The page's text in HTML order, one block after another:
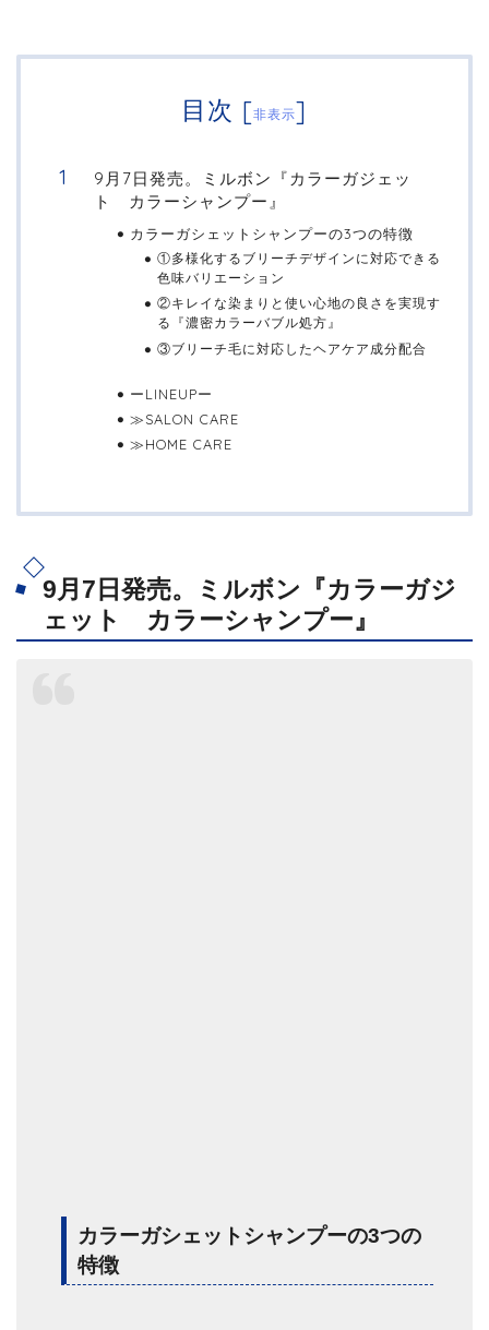
目次 [非表示]
9月7日発売。ミルボン『カラーガジェッ
ト カラーシャンプー』
カラーガシェットシャンプーの3つの特徴
①多様化するブリーチデザインに対応できる
色味バリエーション
②キレイな染まりと使い心地の良さを実現す
る『濃密カラーバブル処方』
③ブリーチ毛に対応したヘアケア成分配合
ーLINEUPー
≫SALON CARE
≫HOME CARE
9月7日発売。ミルボン『カラーガジ
ェット カラーシャンプー』
カラーガシェットシャンプーの3つの
特徴